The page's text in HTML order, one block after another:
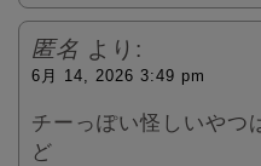
匿名 より:
6月 14, 2026 3:49 pm
チーっぽい怪しいやつ
ど